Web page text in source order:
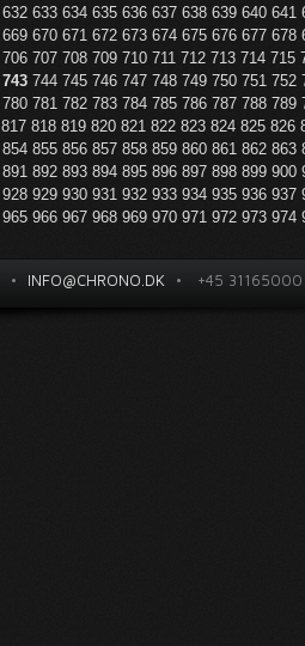
632 633 634 635 636 637 638 639 640 641
669 670 671 672 673 674 675 676 677 678
706 707 708 709 710 711 712 713 714 715
743 744 745 746 747 748 749 750 751 752
780 781 782 783 784 785 786 787 788 789
817 818 819 820 821 822 823 824 825 826
854 855 856 857 858 859 860 861 862 863
891 892 893 894 895 896 897 898 899 900
928 929 930 931 932 933 934 935 936 937
965 966 967 968 969 970 971 972 973 974
• INFO@CHRONO.DK • +45 31165000